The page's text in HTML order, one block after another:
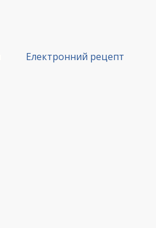
Електронний рецепт